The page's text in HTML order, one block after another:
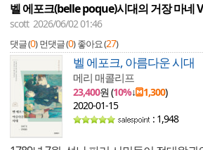
벨 에포크(belle poque)시대의 거장 마네
scott 2026/06/02 01:46
댓글 (0) 먼댓글 (0) 좋아요 (27)
벨 에포크, 아름다운 시대
메리 매콜리프
23,400원 (10%↓ 1,300)
2020-01-15
: 1,948